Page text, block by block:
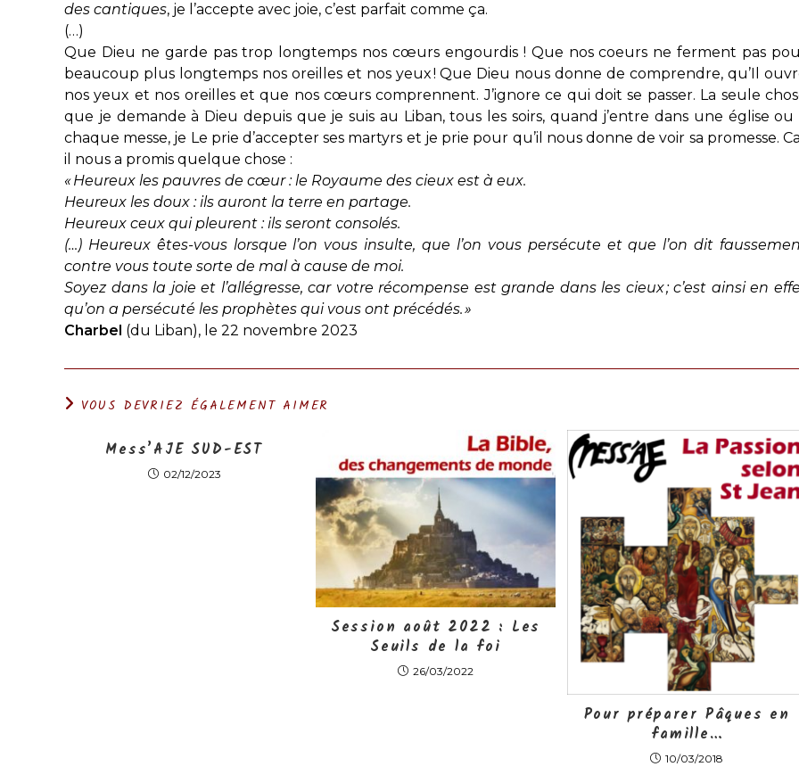
des cantiques, je l’accepte avec joie, c’est parfait comme ça.
(…)
Que Dieu ne garde pas trop longtemps nos cœurs engourdis ! Que nos coeurs ne ferment pas
beaucoup plus longtemps nos oreilles et nos yeux ! Que Dieu nous donne de comprendre, qu’Il
nos yeux et nos oreilles et que nos cœurs comprennent. J’ignore ce qui doit se passer. La seule
que je demande à Dieu depuis que je suis au Liban, tous les soirs, quand j’entre dans une église ou
chaque messe, je Le prie d’accepter ses martyrs et je prie pour qu’il nous donne de voir sa promesse.
il nous a promis quelque chose :
« Heureux les pauvres de cœur : le Royaume des cieux est à eux.
Heureux les doux : ils auront la terre en partage.
Heureux ceux qui pleurent : ils seront consolés.
(…) Heureux êtes-vous lorsque l’on vous insulte, que l’on vous persécute et que l’on dit
contre vous toute sorte de mal à cause de moi.
Soyez dans la joie et l’allégresse, car votre récompense est grande dans les cieux ; c’est ainsi en
qu’on a persécuté les prophètes qui vous ont précédés. »
Charbel (du Liban), le 22 novembre 2023
VOUS DEVRIEZ ÉGALEMENT AIMER
Mess’AJE SUD-EST
02/12/2023
Session août 2022 : Les
Seuils de la foi
26/03/2022
Pour préparer Pâques en
famille…
10/03/2018